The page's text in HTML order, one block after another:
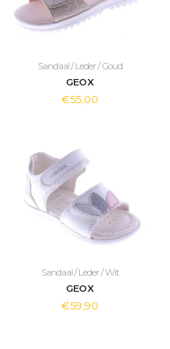
Sandaal / Leder / Goud
GEOX
€55,00
Sandaal / Leder / Wit
GEOX
€59,90